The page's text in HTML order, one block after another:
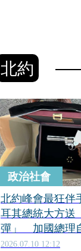
北約
政治社會
北約峰會最狂伴
耳其總統大方送
彈」 加國總理
楓糖漿好遜
2026.07.10 12:12